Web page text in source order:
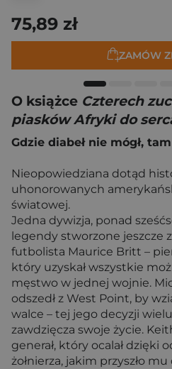
75,89 zł
ZAMÓW
O książce Czterech
piasków Afryki do
Gdzie diabeł nie mógł, tam
Nieopowiedziana dotąd
uhonorowanych
światowej.
Jedna dywizja, ponad
legendy stworzone jeszcze
futbolista Maurice Britt –
który uzyskał wszystkie
męstwo w jednej wojnie.
odszedł z West Point, by
walce – tej jego decyzji
zawdzięcza swoje życie.
generał, który ocalał dzięki
żołnierza, jakim przyszło